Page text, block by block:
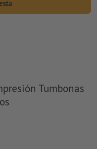
Tumbonas